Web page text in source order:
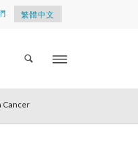
繁體中文
Cancer